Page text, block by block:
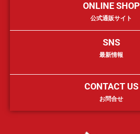
ONLINE SHOP
公式通販サイト
SNS
最新情報
CONTACT US
お問合せ